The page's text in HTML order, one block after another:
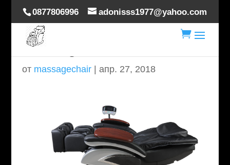
0877806996 adonisss1977@yahoo.com

massage-chair-delux-3
от massagechair| апр. 27, 2018